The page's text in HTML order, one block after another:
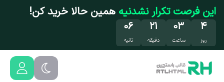
رفتن به محتوای اصلی
این فرصت تکرار نشدنیه همین حالا خرید کن!
۴
روز
۰۳
ساعت
۲۱
دقیقه
۰۵
ثانیه